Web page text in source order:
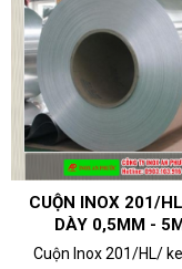
CUỘN INOX 201/
DÀY 0,5MM -
Cuộn Inox 201/HL/